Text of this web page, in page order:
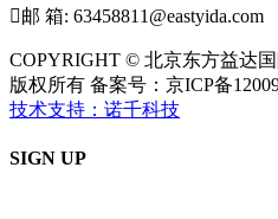
邮 箱: 63458811@eastyida.com
COPYRIGHT © 北京东方益达
版权所有 备案号：京ICP备
技术支持：诺千科技
SIGN UP